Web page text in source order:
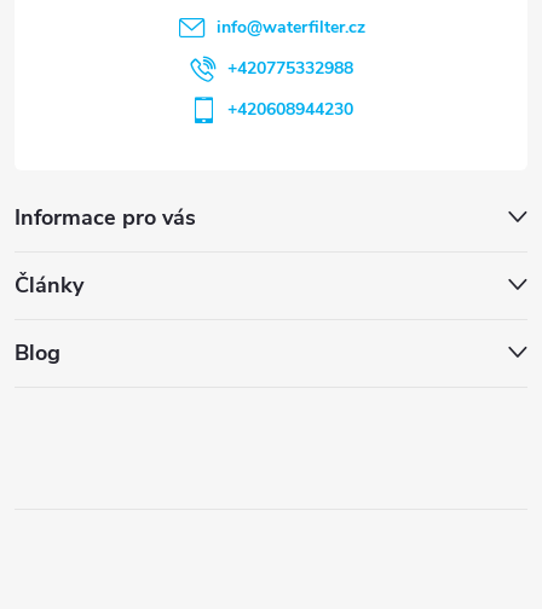
Informace pro vás
Články
Blog
info@waterfilter.cz
+420775332988
+420608944230